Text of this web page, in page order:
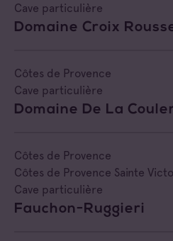
Cave particulière
Domaine Croix
Côtes de Provence
Cave particulière
Domaine De La
Côtes de Provence
Côtes de Provence Sainte
Cave particulière
Fauchon-Ruggieri